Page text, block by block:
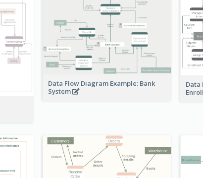
Data Flow Diagram Example: Bank
System
Data